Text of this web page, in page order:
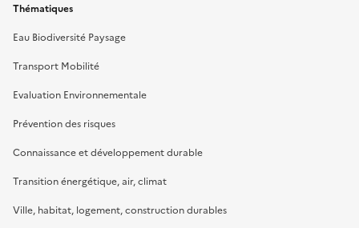
Thématiques
Eau Biodiversité Paysage
Transport Mobilité
Evaluation Environnementale
Prévention des risques
Connaissance et développement durable
Transition énergétique, air, climat
Ville, habitat, logement, construction durables